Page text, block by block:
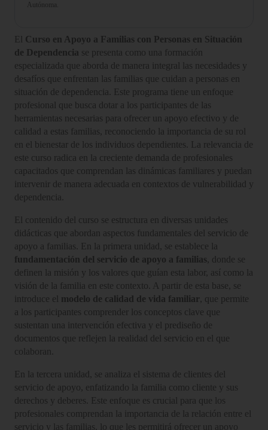
Autónoma.
El Curso en Apoyo a Familias con Personas en Situación
de Dependencia se presenta como una formación
especializada que aborda de manera integral las necesidades y
desafíos que enfrentan las familias que cuidan a personas en
situación de dependencia. Este programa tiene un enfoque
profesional que busca dotar a los participantes de las
herramientas necesarias para ofrecer un apoyo efectivo y de
calidad a estas familias, reconociendo la importancia de su rol
en el bienestar de los individuos dependientes. La relevancia de
este curso radica en la creciente demanda de profesionales
capacitados que comprendan las dinámicas familiares y puedan
intervenir de manera adecuada en contextos de vulnerabilidad y
dependencia.
El contenido del curso se estructura en diversas unidades
didácticas que abordan aspectos fundamentales del servicio de
apoyo a familias. En la primera unidad, se establece la
fundamentación del servicio de apoyo a familias , donde se
definen la misión y los valores que guían esta labor, así como la
visión de la familia en este contexto. A partir de esta base, se
introduce el modelo de calidad de vida familiar
, que permite
a los participantes comprender los conceptos clave que
sustentan una intervención efectiva y el prediseño de
documentos que reflejen la realidad del servicio en el que
colaboran.
En la tercera unidad, se analiza el sistema de clientes del
servicio de apoyo, enfatizando la familia como cliente y sus
derechos y deberes. Este enfoque es crucial para que los
profesionales comprendan la importancia de la relación entre el
servicio y las familias, lo que les permitirá ofrecer un apoyo